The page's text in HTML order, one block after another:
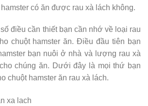
có ăn được rau xà lách không.
điều cần thiết bạn cần nhớ về loại rau
chuột hamster ăn. Điều đầu tiên bạn
bạn nuôi ở nhà và lượng rau xà
chúng ăn. Dưới đây là mọi thứ bạn
chuột hamster ăn rau xà lách.